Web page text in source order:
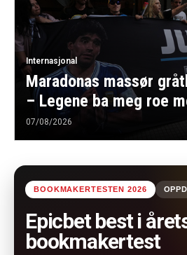
Internasjonal
Maradonas massør
– Legene ba meg roe
07/08/2026
BOOKMAKERTESTEN 2026
Epicbet best i
bookmakertest